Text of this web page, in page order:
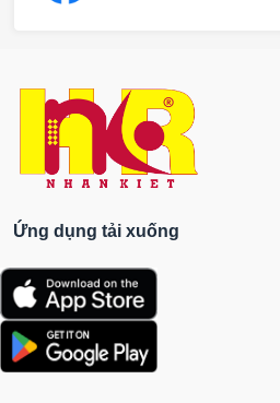
Ứng dụng tải xuống